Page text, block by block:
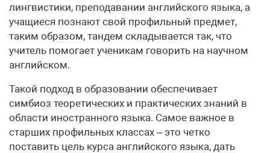
лингвистики, преподавании английского языка, а
учащиеся познают свой профильный предмет,
таким образом, тандем складывается так, что
учитель помогает ученикам говорить на научном
английском.
Такой подход в образовании обеспечивает
симбиоз теоретических и практических знаний в
области иностранного языка. Самое важное в
старших профильных классах – это четко
поставить цель курса английского языка, дать